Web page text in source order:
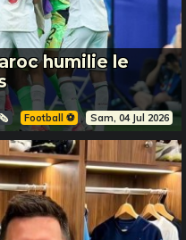
humilie le
Football ⚽️ Sam, 04 Jul 2026